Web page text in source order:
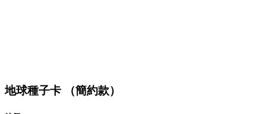
地球種子卡 （簡約款）